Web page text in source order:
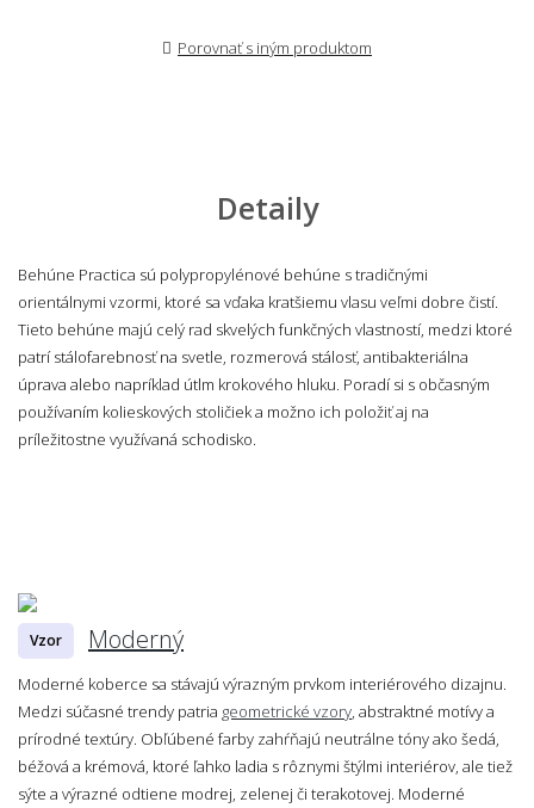
Porovnať s iným produktom
Detaily
Behúne Practica sú polypropylénové behúne s tradičnými
orientálnymi vzormi, ktoré sa vďaka kratšiemu vlasu veľmi dobre čistí.
Tieto behúne majú celý rad skvelých funkčných vlastností, medzi ktoré
patrí stálofarebnosť na svetle, rozmerová stálosť, antibakteriálna
úprava alebo napríklad útlm krokového hluku. Poradí si s občasným
používaním kolieskových stoličiek a možno ich položiť aj na
príležitostne využívaná schodisko.
Vzor Moderný
Moderné koberce sa stávajú výrazným prvkom interiérového dizajnu.
Medzi súčasné trendy patria geometrické vzory , abstraktné motívy a
prírodné textúry. Obľúbené farby zahŕňajú neutrálne tóny ako šedá,
béžová a krémová, ktoré ľahko ladia s rôznymi štýlmi interiérov, ale tiež
sýte a výrazné odtiene modrej, zelenej či terakotovej. Moderné